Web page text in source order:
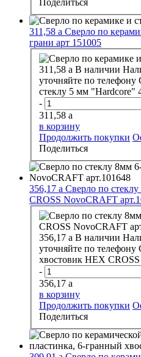
Поделиться
311,58 a Сверло по
грани арт 151005
311,58 a В наличии
уточняйте по телефону
стеклу 5 мм "Hardcore"
-
311,58 a
в корзину
Продолжить покупки
Поделиться
356,17 a Сверло по
CROSS NovoCRAFT
356,17 a В наличии
уточняйте по телефону
-
356,17 a
в корзину
Продолжить покупки
Поделиться